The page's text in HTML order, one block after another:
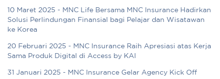
10 Maret 2025 - MNC Life Bersama MNC Insurance Hadirkan
Solusi Perlindungan Finansial bagi Pelajar dan Wisatawan
ke Korea
20 Februari 2025 - MNC Insurance Raih Apresiasi atas Kerja
Sama Produk Digital di Access by KAI
31 Januari 2025 - MNC Insurance Gelar Agency Kick Off